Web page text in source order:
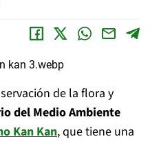
de la flora y
del Medio Ambiente
Kan Kan, que tiene una